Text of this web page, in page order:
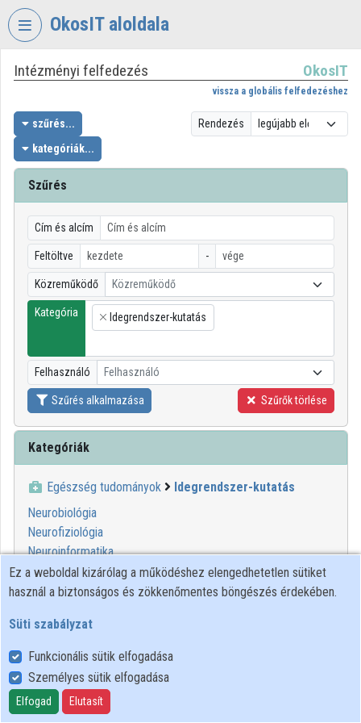
Fejléc kihagyása
OkosIT aloldala
VIDEOTORIUM
OKOSIT
Intézményi kezdőlap
Bejelentkezés
Intézményi felfedezés
Kategóriák
Intézményi listák
Intézmények
Közreműködők
Intézményi felfedezés OkosIT
vissza a globális felfedezéshez
szűrés...
kategóriák...
Rendezés
Szűrés
Cím és alcím
Feltöltve -
Közreműködő Közreműködő
Kategória
×
Idegrendszer-kutatás
Felhasználó Felhasználó
Szűrés alkalmazása Szűrők törlése
Kategóriák
Egészség tudományok
Idegrendszer-kutatás
Neurobiológia
Neurofiziológia
Neuroinformatika
Neurokémia
Neurológia
Felhasználói szabályzat
Adatkezelési tájékoztató
Süti szabályzat
Ez a weboldal kizárólag a működéshez elengedhetetlen sütiket
használ a biztonságos és zökkenőmentes böngészés érdekében.
Süti szabályzat
Funkcionális sütik elfogadása
Személyes sütik elfogadása
Elfogad Elutasít